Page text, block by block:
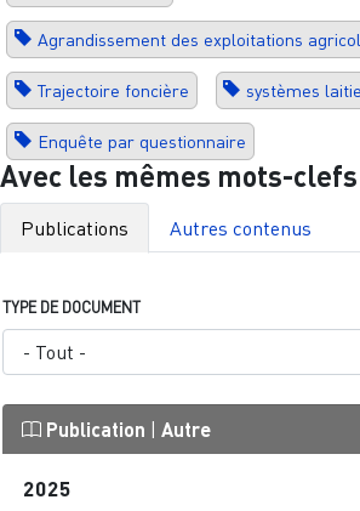
Agrandissement des exploitations
Trajectoire foncière systèmes
Enquête par questionnaire
Avec les mêmes mots-clefs
Publications Autres contenus
TYPE DE DOCUMENT
Publication | Autre
2025